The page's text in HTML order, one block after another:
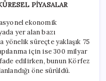
PİYASALAR
ekonomik
yer alan bazı
yönelik süreçte yaklaşık 75
için ise 300 milyar
edilirken, bunun Körfez
öne sürüldü.